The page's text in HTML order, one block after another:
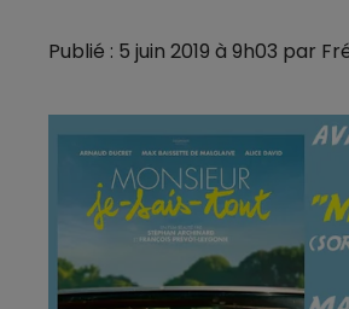
Publié : 5 juin 2019 à 9h03 par